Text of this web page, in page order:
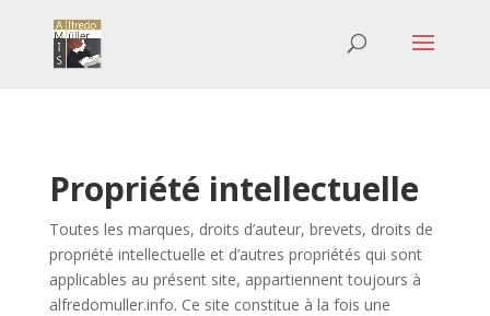
Propriété intellectuelle
Toutes les marques, droits d’auteur, brevets, droits de
propriété intellectuelle et d’autres propriétés qui sont
applicables au présent site, appartiennent toujours à
alfredomuller.info. Ce site constitue à la fois une